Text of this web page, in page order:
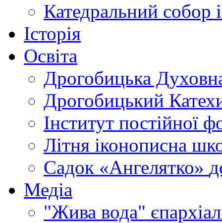
Катедральний собор
Історія
Освіта
Дрогобицька
Дрогобицький
Інститут постійної
Літня іконописна
Садок «Ангелятко»
Медіа
"Жива вода"